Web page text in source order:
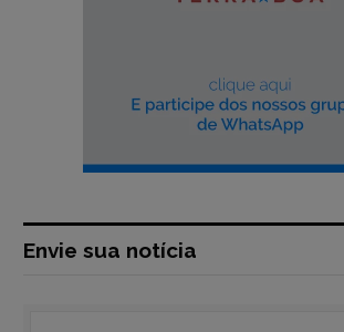
Envie sua notícia